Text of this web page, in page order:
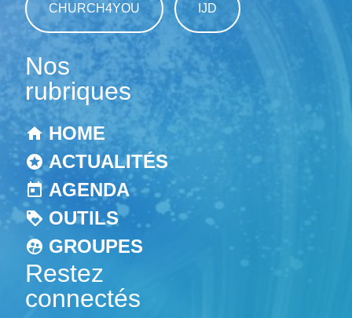
CHURCH4YOU IJD
Nos
rubriques
HOME
ACTUALITÉS
AGENDA
OUTILS
GROUPES
Restez
connectés